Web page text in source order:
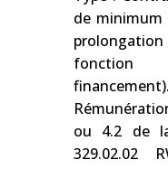
de minimum
fonction
financement).
ou 4.2 de
329.02.02